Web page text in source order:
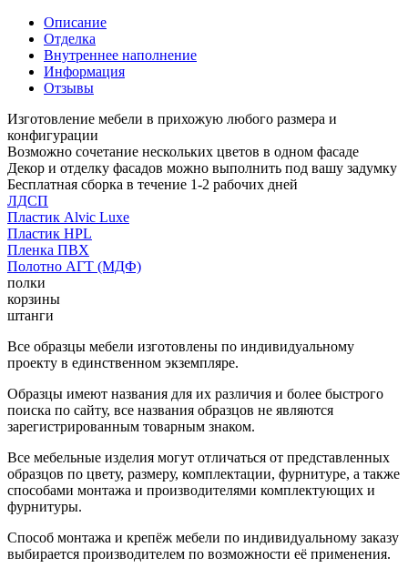
Описание
Отделка
Внутреннее наполнение
Информация
Отзывы
Изготовление мебели в прихожую любого размера и
конфигурации
Возможно сочетание нескольких цветов в одном фасаде
Декор и отделку фасадов можно выполнить под вашу задумку
Бесплатная сборка в течение 1-2 рабочих дней
ЛДСП
Пластик Alvic Luxe
Пластик HPL
Пленка ПВХ
Полотно АГТ (МДФ)
полки
корзины
штанги
Все образцы мебели изготовлены по индивидуальному
проекту в единственном экземпляре.
Образцы имеют названия для их различия и более быстрого
поиска по сайту, все названия образцов не являются
зарегистрированным товарным знаком.
Все мебельные изделия могут отличаться от представленных
образцов по цвету, размеру, комплектации, фурнитуре, а также
способами монтажа и производителями комплектующих и
фурнитуры.
Способ монтажа и крепёж мебели по индивидуальному заказу
выбирается производителем по возможности её применения.